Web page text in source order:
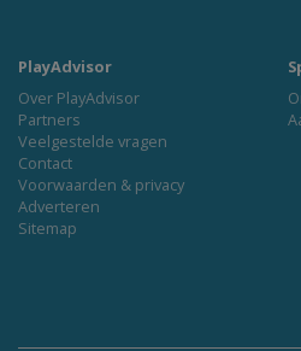
PlayAdvisor
Over PlayAdvisor
Partners
Veelgestelde vragen
Contact
Voorwaarden & privacy
Adverteren
Sitemap